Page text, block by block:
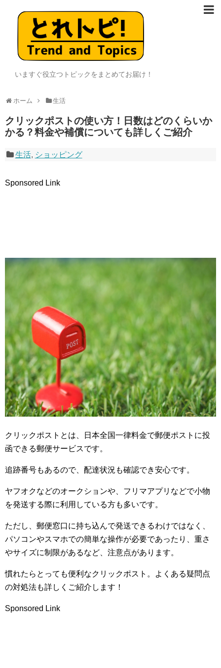
いますぐ役立つトピックをまとめてお届け！
ホーム 生活
クリックポストの使い方！日数はどのくらいか
かる？料金や補償についても詳しくご紹介
生活, ショッピング
Sponsored Link
クリックポストとは、日本全国一律料金で郵便ポストに投
函できる郵便サービスです。
追跡番号もあるので、配達状況も確認でき安心です。
ヤフオクなどのオークションや、フリマアプリなどで小物
を発送する際に利用している方も多いです。
ただし、郵便窓口に持ち込んで発送できるわけではなく、
パソコンやスマホでの簡単な操作が必要であったり、重さ
やサイズに制限があるなど、注意点があります。
慣れたらとっても便利なクリックポスト。よくある疑問点
の対処法も詳しくご紹介します！
Sponsored Link